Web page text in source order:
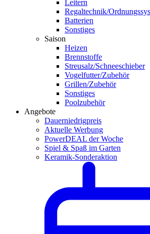
Leitern
Regaltechnik/
Batterien
Sonstiges
Saison
Heizen
Brennstoffe
Streusalz/Schneeschieber
Vogelfutter/Zubehör
Grillen/Zubehör
Sonstiges
Poolzubehör
Angebote
Dauerniedrigpreis
Aktuelle Werbung
PowerDEAL der Woche
Spiel & Spaß im Garten
Keramik-Sonderaktion